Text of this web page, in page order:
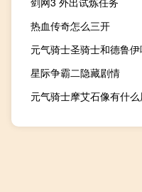
热血传奇怎么三开
元气骑士圣骑士和德鲁
星际争霸二隐藏剧情
元气骑士摩艾石像有什么